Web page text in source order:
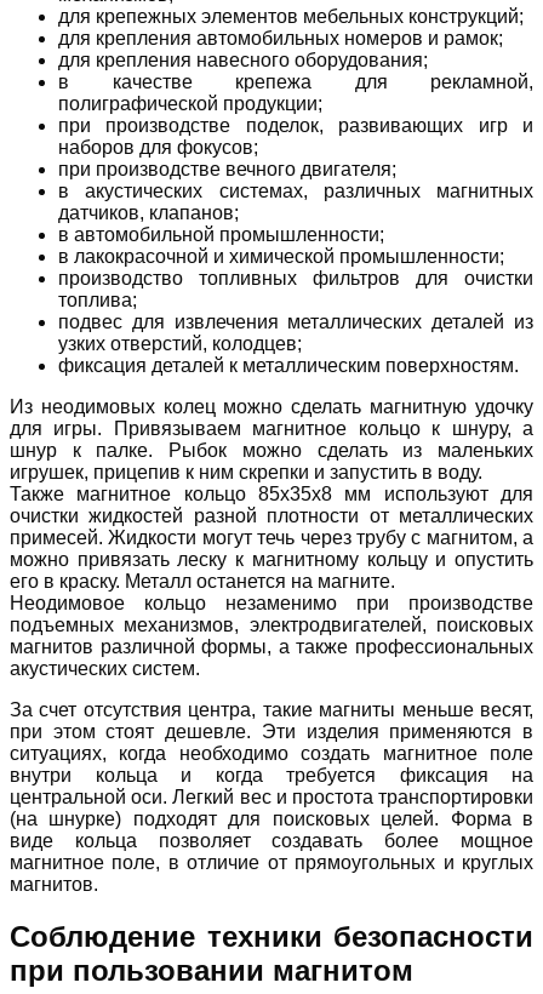
для крепежных элементов мебельных конструкций;
для крепления автомобильных номеров и рамок;
для крепления навесного оборудования;
в качестве крепежа для рекламной,
полиграфической продукции;
при производстве поделок, развивающих игр и
наборов для фокусов;
при производстве вечного двигателя;
в акустических системах, различных магнитных
датчиков, клапанов;
в автомобильной промышленности;
в лакокрасочной и химической промышленности;
производство топливных фильтров для очистки
топлива;
подвес для извлечения металлических деталей из
узких отверстий, колодцев;
фиксация деталей к металлическим поверхностям.
Из неодимовых колец можно сделать магнитную удочку
для игры. Привязываем магнитное кольцо к шнуру, а
шнур к палке. Рыбок можно сделать из маленьких
игрушек, прицепив к ним скрепки и запустить в воду.
Также магнитное кольцо 85х35х8 мм используют для
очистки жидкостей разной плотности от металлических
примесей. Жидкости могут течь через трубу с магнитом, а
можно привязать леску к магнитному кольцу и опустить
его в краску. Металл останется на магните.
Неодимовое кольцо незаменимо при производстве
подъемных механизмов, электродвигателей, поисковых
магнитов различной формы, а также профессиональных
акустических систем.
За счет отсутствия центра, такие магниты меньше весят,
при этом стоят дешевле. Эти изделия применяются в
ситуациях, когда необходимо создать магнитное поле
внутри кольца и когда требуется фиксация на
центральной оси. Легкий вес и простота транспортировки
(на шнурке) подходят для поисковых целей. Форма в
виде кольца позволяет создавать более мощное
магнитное поле, в отличие от прямоугольных и круглых
магнитов.
Соблюдение техники безопасности
при пользовании магнитом